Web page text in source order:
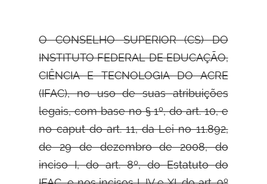
O CONSELHO SUPERIOR (CS) DO
INSTITUTO FEDERAL DE EDUCAÇÃO,
CIÊNCIA E TECNOLOGIA DO ACRE
(IFAC), no uso de suasatribuições
legais, com base no § 1º, do art. 10, e
no caput do art. 11, da Lei no 11.892,
de 29 de dezembro de 2008, do
inciso I, do art. 8º, do Estatuto do